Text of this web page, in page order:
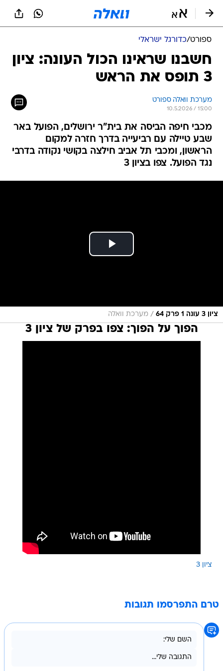
ספורט/כדורגל ישראלי
חשבנו שראינו הכול העונה: ציון
3 תופס את הראש
מערכת וואלה ספורט
10.5.2026 / 15:00
מכבי חיפה הביסה את בית"ר ירושלים, הפועל באר
שבע טיילה עם רביעייה בדרך חזרה למקום
הראשון, ומכבי תל אביב חילצה בקושי נקודה בדרבי
נגד הפועל. צפו בציון 3
ציון 3 עונה 1 פרק 64 / מערכת וואלה
הפוך על הפוך: צפו בפרק של ציון 3
ציון 3
טרם התפרסמו תגובות